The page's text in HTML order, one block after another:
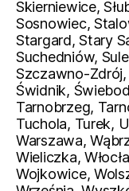
Skierniewice,
Sosnowiec,
Stargard, Stary
Suchedniów,
Szczawno-
Świdnik,
Tarnobrzeg,
Tuchola, Turek,
Warszawa,
Wieliczka,
Wojkowice,